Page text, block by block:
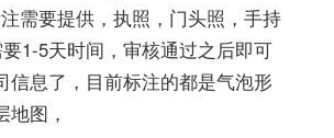
需要提供，执照，门头照，手持
1-5天时间，审核通过之后即可
信息了，目前标注的都是气泡形
图，